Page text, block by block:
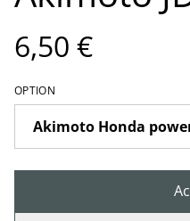
6,50 €
OPTION